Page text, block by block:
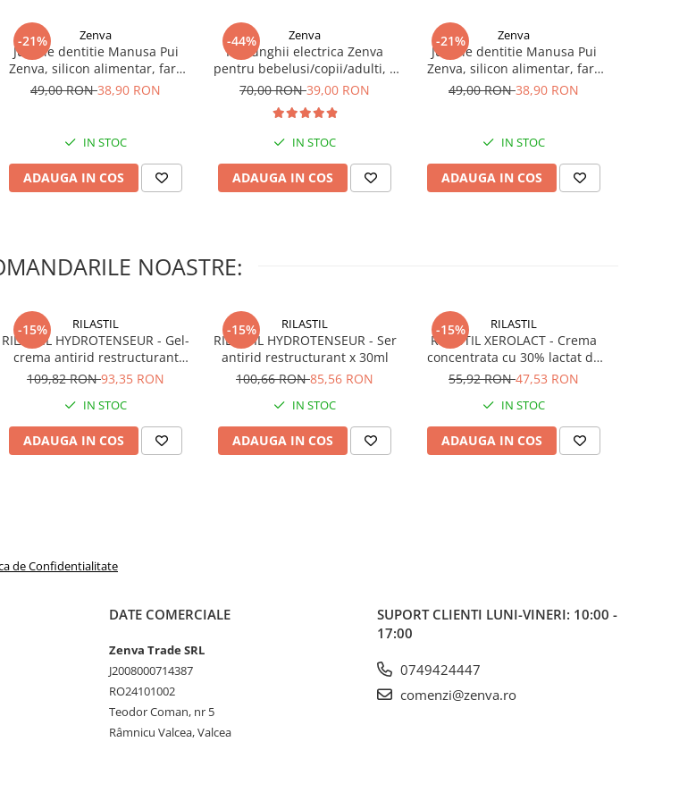
-21% Zenva
Jucarie dentitie Manusa Pui
Zenva, silicon alimentar, fara
BPA, 3-12 luni, Roz deschis
49,00 RON38,90 RON
IN STOC
ADAUGA IN COS
-44% Zenva
Pila unghii electrica Zenva
pentru bebelusi/copii/adulti, 6
capete de schimb, roz
70,00 RON39,00 RON
IN STOC
ADAUGA IN COS
-21% Zenva
Jucarie dentitie Manusa Pui
Zenva, silicon alimentar, fara
BPA, 3-12 luni, Albastru
49,00 RON38,90 RON
IN STOC
ADAUGA IN COS
NOASTRE:
-15% RILASTIL
RILASTIL HYDROTENSEUR - Gel-
crema antirid restructurant
MAT x 40ml
109,82 RON93,35 RON
IN STOC
ADAUGA IN COS
-15% RILASTIL
RILASTIL HYDROTENSEUR - Ser
antirid restructurant x 30ml
100,66 RON85,56 RON
IN STOC
ADAUGA IN COS
-15% RILASTIL
RILASTIL XEROLACT - Crema
concentrata cu 30% lactat de
sodiu x 40ml
55,92 RON47,53 RON
IN STOC
ADAUGA IN COS
de Confidentialitate
DATE COMERCIALE
Zenva Trade SRL
J2008000714387
RO24101002
Teodor Coman, nr 5
Râmnicu Valcea, Valcea
SUPORT CLIENTI LUNI-VINERI: 10:00 -
17:00
0749424447
comenzi@zenva.ro